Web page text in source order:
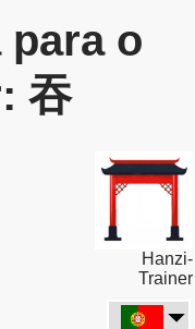
para o
吞
Hanzi-
Trainer